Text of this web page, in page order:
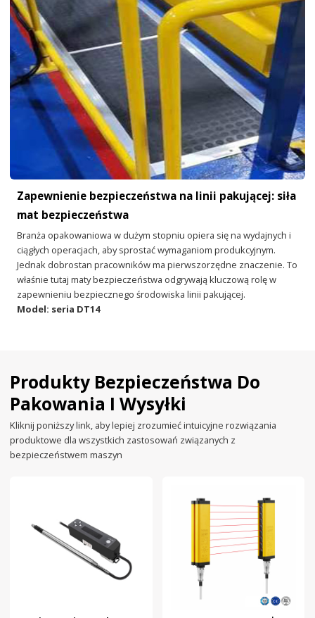
Zapewnienie bezpieczeństwa na linii pakującej: siła
mat bezpieczeństwa
Branża opakowaniowa w dużym stopniu opiera się na wydajnych i
ciągłych operacjach, aby sprostać wymaganiom produkcyjnym.
Jednak dobrostan pracowników ma pierwszorzędne znaczenie. To
właśnie tutaj maty bezpieczeństwa odgrywają kluczową rolę w
zapewnieniu bezpiecznego środowiska linii pakującej.
Model: seria DT14
Produkty Bezpieczeństwa Do
Pakowania I Wysyłki
Kliknij poniższy link, aby lepiej zrozumieć intuicyjne rozwiązania
produktowe dla wszystkich zastosowań związanych z
bezpieczeństwem maszyn